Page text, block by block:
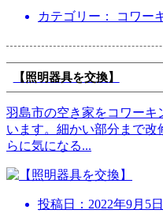
カテゴリー： コワー
【照明器具を交換】
羽島市の空き家をコワーキ
います。細かい部分まで改
らに気になる...
投稿日： 2022年9月5日